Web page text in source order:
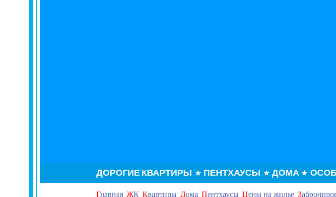
ДОРОГИЕ КВАРТИРЫ ★ ПЕНТХАУСЫ ★ ДОМА ★
Главная ЖК Квартиры Дома Пентхаусы Цены на жилье З